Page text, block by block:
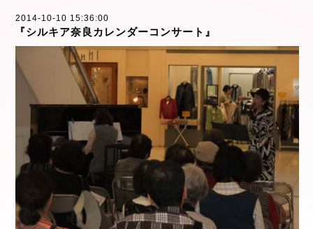
2014-10-10 15:36:00
『シルキア奈良カレンダーコンサート』